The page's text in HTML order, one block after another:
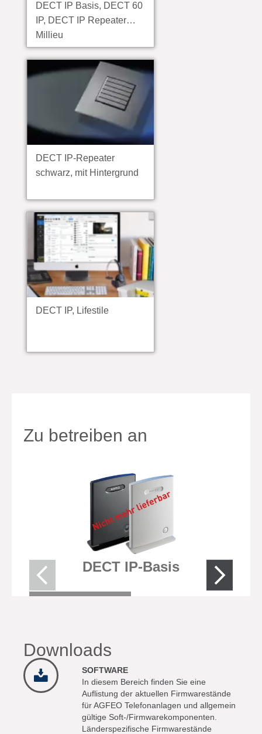
DECT IP Basis, DECT 60
IP, DECT IP Repeater
Millieu
DECT IP-Repeater
schwarz, mit Hintergrund
DECT IP, Lifestile
Zu betreiben an
DECT IP-Basis
Downloads
SOFTWARE
In diesem Bereich finden Sie eine
Auflistung der aktuellen Firmwarestände
für AGFEO Telefonanlagen und allgemein
gültige Soft-/Firmwarekomponenten.
Länderspezifische Firmwarestände